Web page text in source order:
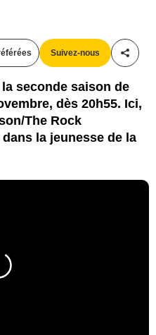
Suivez-nous
seconde saison de
dès 20h55. Ici,
The Rock
la jeunesse de la